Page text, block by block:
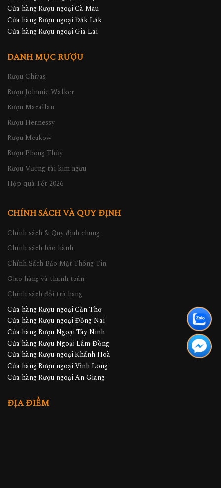
Cửa hàng Rượu ngoại Cà Mau
Cửa hàng Rượu ngoại Đăk Lăk
Cửa hàng Rượu ngoại Gia Lai
DANH MỤC RƯỢU
Rượu Chivas
Rượu Johnnie Walker
Rượu Macallan
Rượu Hennessy
Rượu Meukow
Rượu Phong Thủy
Rượu Vương tài kim ngưu
Hộp quà Tết 2026
CHÍNH SÁCH VÀ QUY ĐỊNH
Chính sách & Quy định chung
Chính sách bảo hành
Chính Sách Bảo Mật Thông Tin
Giao hàng và thanh toán
Chính sách đổi trả hàng
Cửa hàng Rượu ngoại Cần Thơ
Cửa hàng Rượu ngoại Đồng Nai
Cửa hàng Rượu Ngoại Tây Ninh
Cửa hàng Rượu Ngoại Lâm Đồng
Cửa hàng Rượu ngoại Khánh Hoà
Cửa hàng Rượu ngoại Vĩnh Long
Cửa hàng Rượu ngoại An Giang
ĐỊA ĐIỂM